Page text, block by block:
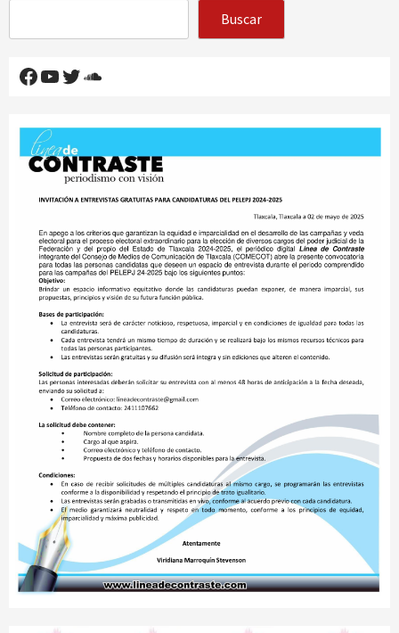
Buscar
Facebook
YouTube
Twitter
SoundCloud